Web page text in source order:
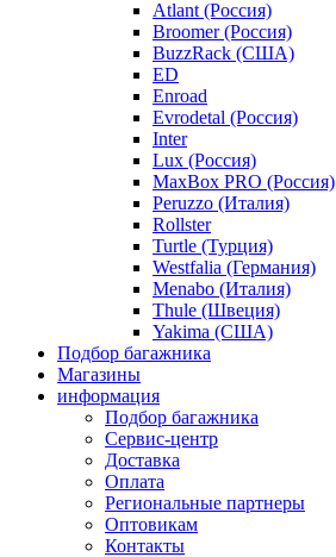
Atlant (Россия)
Broomer (Россия)
BuzzRack (США)
ED
Enroad
Evrodetal (Россия)
Inter
Lux (Россия)
MaxBox PRO (Россия)
Peruzzo (Италия)
Rollster
Turtle (Турция)
Westfalia (Германия)
Menabo (Италия)
Thule (Швеция)
Yakima (США)
Подбор багажника
Магазины
информация
Подбор багажника
Сервис-центр
Доставка
Оплата
Региональные партнеры
Оптовикам
Контакты